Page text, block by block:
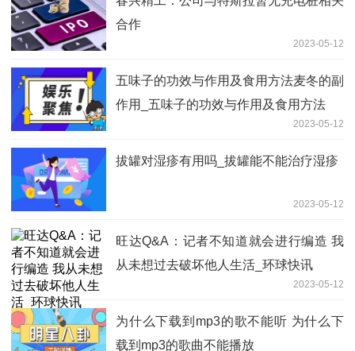
合作
2023-05-12
五味子的功效与作用及食用方法麦冬的副
作用_五味子的功效与作用及食用方法
2023-05-12
拔罐对湿疹有用吗_拔罐能不能治疗湿疹
2023-05-12
旺达Q&A：记者不知道就会进行编造 我
从未想过去破坏他人生活_环球快讯
2023-05-12
为什么下载到mp3的歌不能听 为什么下
载到mp3的歌曲不能播放